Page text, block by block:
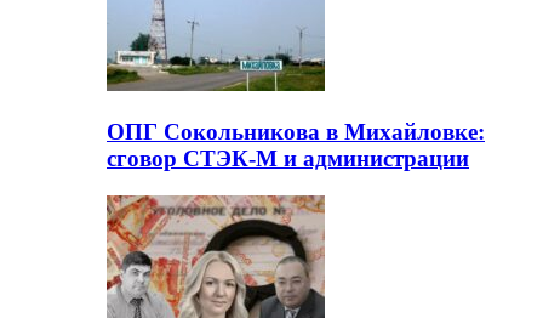
ОПГ Сокольникова в Михайловке:
сговор СТЭК-М и администрации